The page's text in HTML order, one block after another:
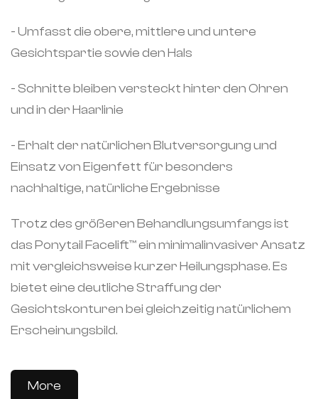
- Umfasst die obere, mittlere und untere
Gesichtspartie sowie den Hals
- Schnitte bleiben versteckt hinter den Ohren
und in der Haarlinie
- Erhalt der natürlichen Blutversorgung und
Einsatz von Eigenfett für besonders
nachhaltige, natürliche Ergebnisse
Trotz des größeren Behandlungsumfangs ist
das Ponytail Facelift™️ ein minimalinvasiver Ansatz
mit vergleichsweise kurzer Heilungsphase. Es
bietet eine deutliche Straffung der
Gesichtskonturen bei gleichzeitig natürlichem
Erscheinungsbild.
More